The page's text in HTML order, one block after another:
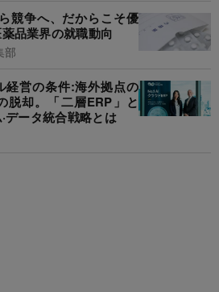
競争へ、だからこそ優
品業界の就職動向
部
経営の条件:海外拠点の
脱却。「二層ERP」と
データ統合戦略とは